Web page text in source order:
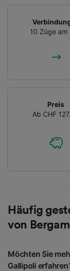
10 Züge am
Preis
Ab CHF
Häufig
von
Möchten Sie
Gallipoli